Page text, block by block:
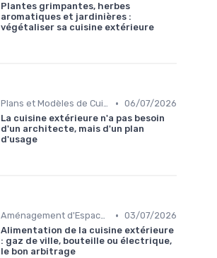
Plantes grimpantes, herbes
aromatiques et jardinières :
végétaliser sa cuisine extérieure
Plans et Modèles de Cuisines Extérieures • 06/07/2026
La cuisine extérieure n'a pas besoin
d'un architecte, mais d'un plan
d'usage
Aménagement d'Espaces de Cuisson • 03/07/2026
Alimentation de la cuisine extérieure
: gaz de ville, bouteille ou électrique,
le bon arbitrage